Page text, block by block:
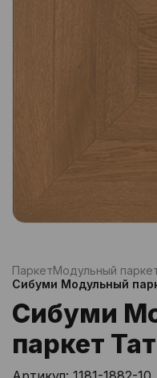
ПаркетМодульный
Сибуми Модульный
Сибуми
паркет